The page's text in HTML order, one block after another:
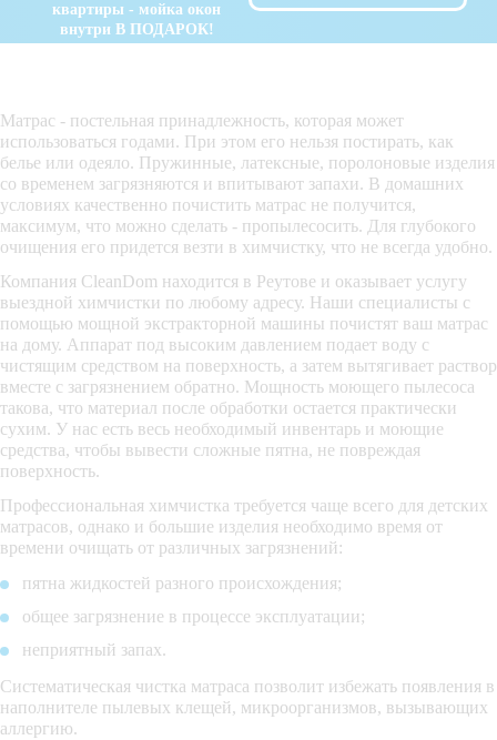
квартиры - мойка окон
внутри В ПОДАРОК!
Матрас - постельная принадлежность, которая может
использоваться годами. При этом его нельзя постирать, как
белье или одеяло. Пружинные, латексные, поролоновые изделия
со временем загрязняются и впитывают запахи. В домашних
условиях качественно почистить матрас не получится,
максимум, что можно сделать - пропылесосить. Для глубокого
очищения его придется везти в химчистку, что не всегда удобно.
Компания CleanDom находится в Реутове и оказывает услугу
выездной химчистки по любому адресу. Наши специалисты с
помощью мощной экстракторной машины почистят ваш матрас
на дому. Аппарат под высоким давлением подает воду с
чистящим средством на поверхность, а затем вытягивает раствор
вместе с загрязнением обратно. Мощность моющего пылесоса
такова, что материал после обработки остается практически
сухим. У нас есть весь необходимый инвентарь и моющие
средства, чтобы вывести сложные пятна, не повреждая
поверхность.
Профессиональная химчистка требуется чаще всего для детских
матрасов, однако и большие изделия необходимо время от
времени очищать от различных загрязнений:
пятна жидкостей разного происхождения;
общее загрязнение в процессе эксплуатации;
неприятный запах.
Систематическая чистка матраса позволит избежать появления в
наполнителе пылевых клещей, микроорганизмов, вызывающих
аллергию.